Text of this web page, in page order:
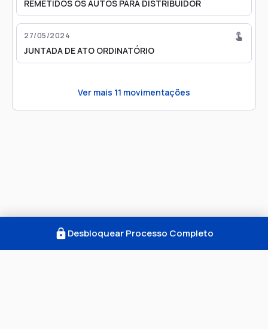
REMETIDOS OS AUTOS PARA DISTRIBUIDOR
27/05/2024
JUNTADA DE ATO ORDINATÓRIO
Ver mais 11 movimentações
Desbloquear Processo Completo